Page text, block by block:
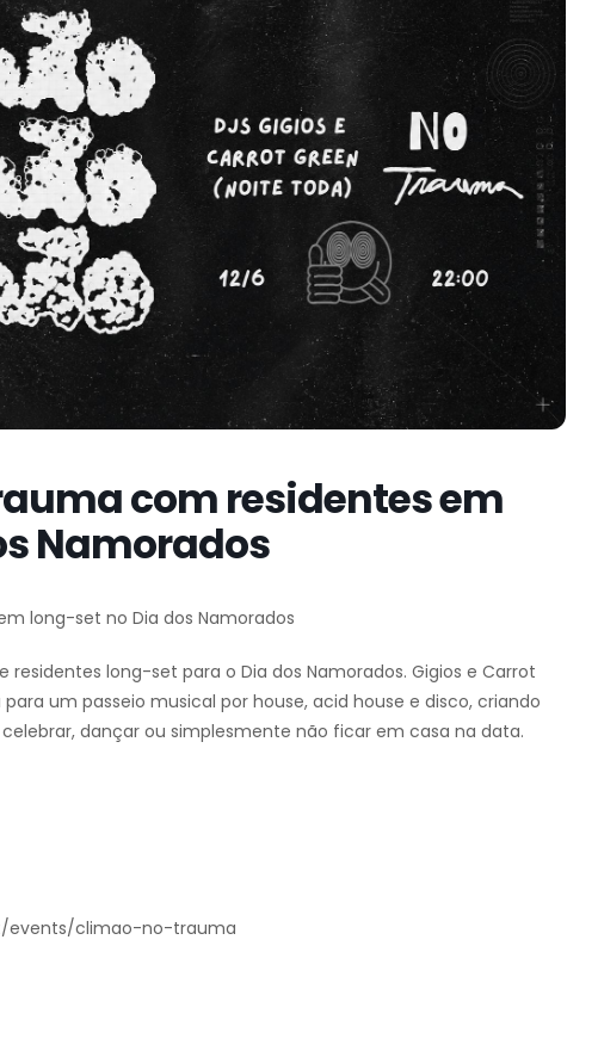
com residentes em
Namorados
long-set no Dia dos Namorados
long-set para o Dia dos Namorados. Gigios e Carrot
um passeio musical por house, acid house e disco, criando
dançar ou simplesmente não ficar em casa na data.
events/climao-no-trauma